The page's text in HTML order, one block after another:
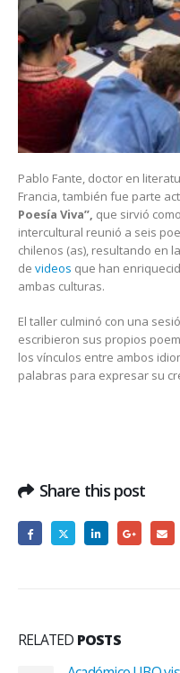
Pablo Fante, doctor en
Francia, también fue parte
Poesía Viva”, que sirvió
intercultural reunió a seis
chilenos (as), resultando en
de videos que han
ambas culturas.
El taller culminó con una
escribieron sus propios
los vínculos entre ambos
palabras para expresar su
Share this post
RELATED POSTS